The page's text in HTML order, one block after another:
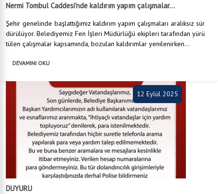
Nermi Tombul Caddesi'nde kaldırım yapım çalışmalar...
Şehir genelinde başlattığımız kaldırım yapım çalışmaları aralıksız sür
dürülüyor. Belediyemiz Fen İşleri Müdürlüğü ekipleri tarafından yürü
tülen çalışmalar kapsamında, bozulan kaldırımlar yenilenirken...
DEVAMINI OKU
12 Eylül 2025
DUYURU